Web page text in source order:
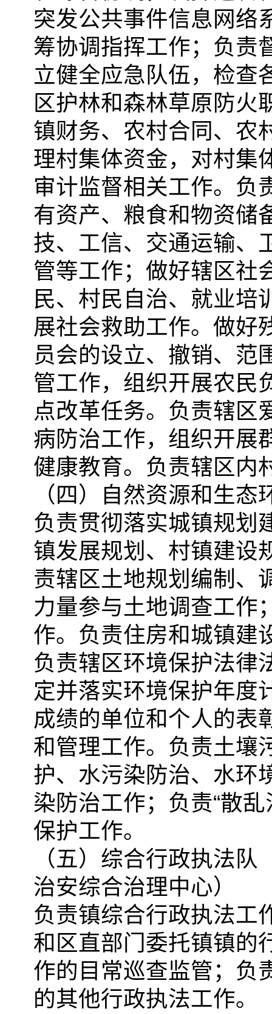
突发公共事件信息网络
筹协调指挥工作；负责
立健全应急队伍，检查
区护林和森林草原防火
镇财务、农村合同、农
理村集体资金，对村集
审计监督相关工作。负
有资产、粮食和物资储
技、工信、交通运输、
管等工作；做好辖区社
民、村民自治、就业培
展社会救助工作。做好
员会的设立、撤销、范
管工作，组织开展农民
点改革任务。负责辖区
病防治工作，组织开展
健康教育。负责辖区内
（四）自然资源和生态
负责贯彻落实城镇规划
镇发展规划、村镇建设
责辖区土地规划编制、
力量参与土地调查工作
作。负责住房和城镇建
负责辖区环境保护法律
定并落实环境保护年度
成绩的单位和个人的表
和管理工作。负责土壤
护、水污染防治、水环
染防治工作；负责“散
保护工作。
（五）综合行政执法
治安综合治理中心）
负责镇综合行政执法工
和区直部门委托镇镇的
作的目常巡查监管；负
的其他行政执法工作。